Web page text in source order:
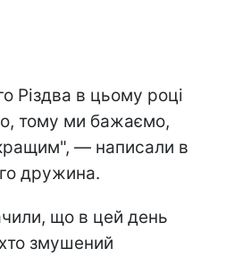
Різдва в цьому році
тому ми бажаємо,
— написали в
дружина.
що в цей день
змушений